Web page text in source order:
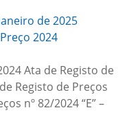
de 2025
2024
Ata de Registo de
Registo de Preços
nº 82/2024 “E” –